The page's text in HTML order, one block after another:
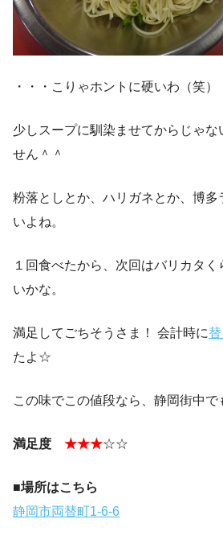
・・・こりゃホントに硬いわ（笑）
少しスープに馴染ませてからじゃな
せん＾＾
粉落としとか、ハリガネとか、博多
いよね。
１回食べたから、次回はバリカタ
いかな。
満足してごちそうさま！ 会計時に
たよ☆
この味でこの値段なら、静岡街中で
満足度 ★★★☆☆
■場所はこちら
静岡市両替町1-6-6